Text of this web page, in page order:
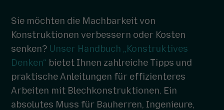
Sie möchten die Machbarkeit von
Konstruktionen verbessern oder Kosten
senken? Unser Handbuch „Konstruktives
Denken“ bietet Ihnen zahlreiche Tipps und
praktische Anleitungen für effizienteres
Arbeiten mit Blechkonstruktionen. Ein
absolutes Muss für Bauherren, Ingenieure,